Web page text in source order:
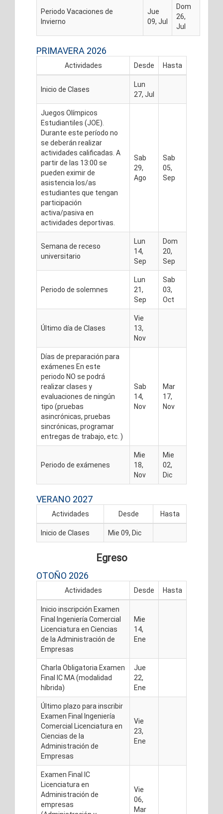
Periodo Vacaciones de
Invierno
Jue
09, Jul
Dom
26,
Jul
PRIMAVERA 2026
Actividades Desde Hasta
Inicio de Clases
Lun
27, Jul
Juegos Olímpicos
Estudiantiles (JOE).
Durante este período no
se deberán realizar
actividades calificadas. A
partir de las 13:00 se
pueden eximir de
asistencia los/as
estudiantes que tengan
participación
activa/pasiva en
actividades deportivas.
Sab
29,
Ago
Sab
05,
Sep
Semana de receso
universitario
Lun
14,
Sep
Dom
20,
Sep
Periodo de solemnes
Lun
21,
Sep
Sab
03,
Oct
Último día de Clases
Vie
13,
Nov
Días de preparación para
exámenes En este
periodo NO se podrá
realizar clases y
evaluaciones de ningún
tipo (pruebas
asincrónicas, pruebas
sincrónicas, programar
entregas de trabajo, etc. )
Sab
14,
Nov
Mar
17,
Nov
Periodo de exámenes
Mie
18,
Nov
Mie
02,
Dic
VERANO 2027
Actividades Desde Hasta
Inicio de Clases Mie 09, Dic
Egreso
OTOÑO 2026
Actividades Desde Hasta
Inicio inscripción Examen
Final Ingeniería Comercial
Licenciatura en Ciencias
de la Administración de
Empresas
Mie
14,
Ene
Charla Obligatoria Examen
Final IC MA (modalidad
híbrida)
Jue
22,
Ene
Último plazo para inscribir
Examen Final Ingeniería
Comercial Licenciatura en
Ciencias de la
Administración de
Empresas
Vie
23,
Ene
Examen Final IC
Licenciatura en
Administración de
empresas
Vie
06,
Mar